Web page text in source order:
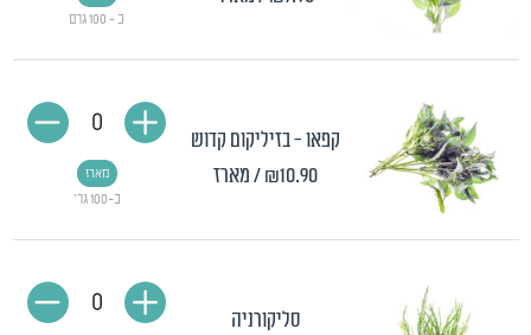
כ - 100 גרם
קפאו - בזיליקום קדוש
₪10.90/ מארז
כ-100 גר'
מארז
0
סליקורניה
0